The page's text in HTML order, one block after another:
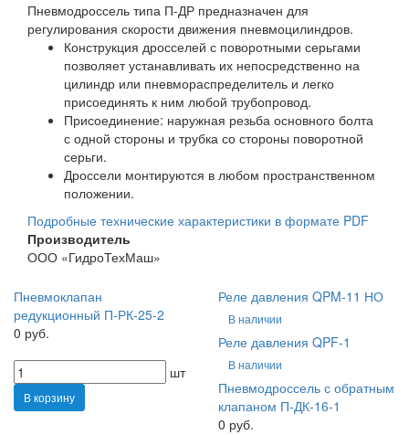
Пневмодроссель типа П-ДР предназначен для
регулирования скорости движения пневмоцилиндров.
Конструкция дросселей с поворотными серьгами
позволяет устанавливать их непосредственно на
цилиндр или пневмораспределитель и легко
присоединять к ним любой трубопровод.
Присоединение: наружная резьба основного болта
с одной стороны и трубка со стороны поворотной
серьги.
Дроссели монтируются в любом пространственном
положении.
Подробные технические характеристики в формате PDF
Производитель
ООО «ГидроТехМаш»
Пневмоклапан
редукционный П-РК-25-2
0 руб.
шт
В корзину
Реле давления QPM-11 НО
В наличии
Реле давления QPF-1
В наличии
Пневмодроссель с обратным
клапаном П-ДК-16-1
0 руб.